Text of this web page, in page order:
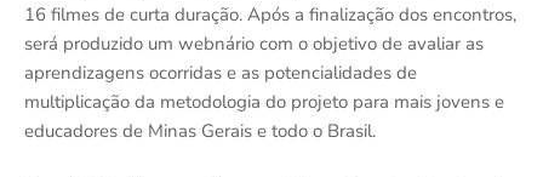
16 filmes de curta duração. Após a finalização dos encontros,
será produzido um webnário com o objetivo de avaliar as
aprendizagens ocorridas e as potencialidades de
multiplicação da metodologia do projeto para mais jovens e
educadores de Minas Gerais e todo o Brasil.